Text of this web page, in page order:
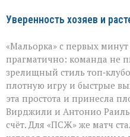
Уверенность хозяев и
«Мальорка» с первых
прагматично: команда не
зрелищный стиль
плотную игру и быстрые
эта простота и принесла
Вирджили и Антонио
счёт. Для «ПСЖ» же матч